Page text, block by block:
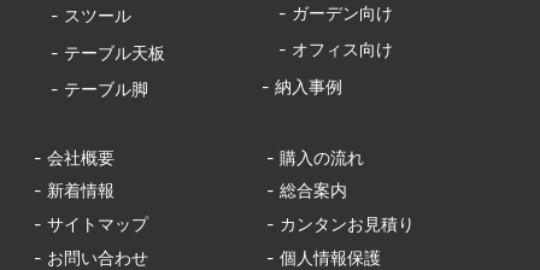
- スツール
- テーブル天板
- テーブル脚
- ガーデン向け
- オフィス向け
- 納入事例
- 会社概要
- 購入の流れ
- 新着情報
- 総合案内
- サイトマップ
- カンタンお見積り
- お問い合わせ
- 個人情報保護